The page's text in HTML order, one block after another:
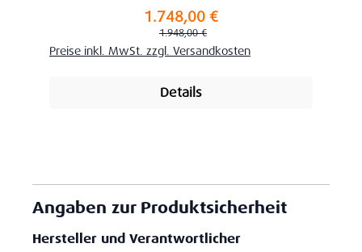
Verkaufspreis:1.748,00 €
Regulärer Preis:
1.948,00 €
Preise inkl. MwSt. zzgl. Versandkosten
Details
Angaben zur Produktsicherheit
Hersteller und Verantwortlicher